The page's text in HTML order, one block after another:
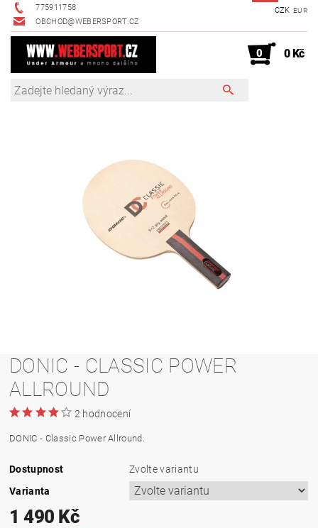
775911758
OBCHOD@WEBERSPORT.CZ
CZK EUR
0 0 Kč
DONIC - CLASSIC POWER
ALLROUND
2 hodnocení
DONIC - Classic Power Allround.
Dostupnost
Zvolte variantu
Varianta
1 490 Kč